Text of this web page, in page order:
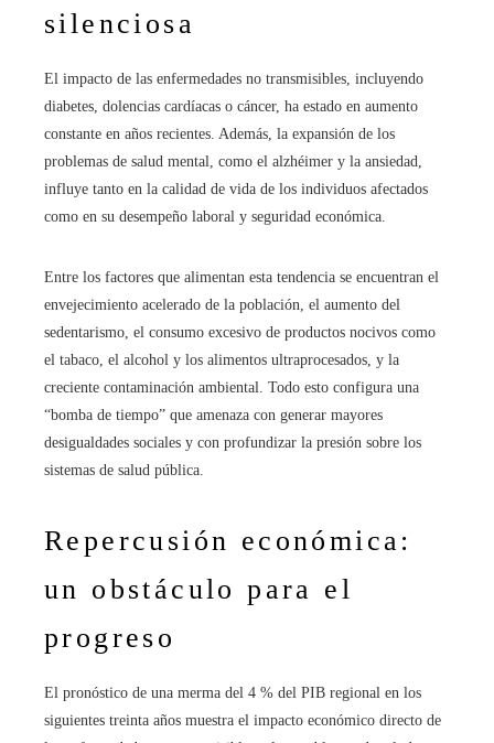
silenciosa
El impacto de las enfermedades no transmisibles, incluyendo
diabetes, dolencias cardíacas o cáncer, ha estado en aumento
constante en años recientes. Además, la expansión de los
problemas de salud mental, como el alzhéimer y la ansiedad,
influye tanto en la calidad de vida de los individuos afectados
como en su desempeño laboral y seguridad económica.
Entre los factores que alimentan esta tendencia se encuentran el
envejecimiento acelerado de la población, el aumento del
sedentarismo, el consumo excesivo de productos nocivos como
el tabaco, el alcohol y los alimentos ultraprocesados, y la
creciente contaminación ambiental. Todo esto configura una
“bomba de tiempo” que amenaza con generar mayores
desigualdades sociales y con profundizar la presión sobre los
sistemas de salud pública.
Repercusión económica:
un obstáculo para el
progreso
El pronóstico de una merma del 4 % del PIB regional en los
siguientes treinta años muestra el impacto económico directo de